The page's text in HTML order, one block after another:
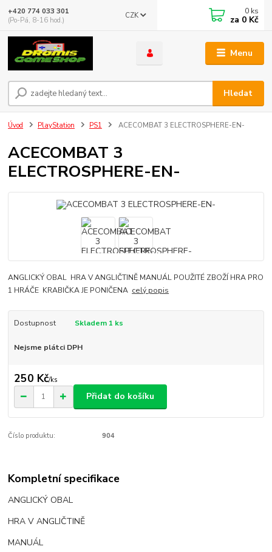
Menu
CZK
Hledat
+420 774 033 301
(Po-Pá, 8-16 hod.)
0 ks
za 0 Kč
Úvod PlayStation PS1 ACECOMBAT 3 ELECTROSPHERE-EN-
ACECOMBAT 3
ELECTROSPHERE-EN-
ANGLICKÝ OBAL HRA V ANGLIČTINĚ MANUÁL POUŽITÉ ZBOŽÍ HRA PRO
1 HRÁČE KRABIČKA JE PONIČENA celý popis
Dostupnost Skladem 1 ks
Nejsme plátci DPH
250 Kč/ks
Přidat do košíku
Číslo produktu: 904
Kompletní specifikace
ANGLICKÝ OBAL
HRA V ANGLIČTINĚ
MANUÁL